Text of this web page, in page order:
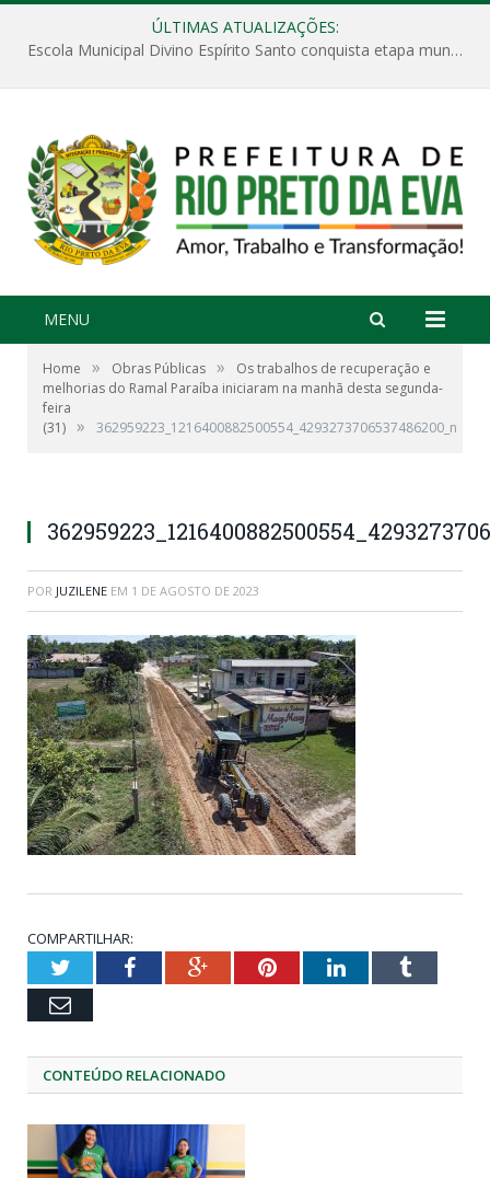
ÚLTIMAS ATUALIZAÇÕES:
Escola Municipal Divino Espírito Santo conquista etapa municipal da V Feira Amazonense de Matemática
MENU
Home » Obras Públicas »
Os trabalhos de recuperação e
melhorias do Ramal Paraíba iniciaram na manhã desta segunda-
feira
(31) » 362959223_1216400882500554_4293273706537486200_n
POR JUZILENE EM 1 DE AGOSTO DE 2023
COMPARTILHAR:
TwitterFacebookGoogle+PinterestLinkedInTumblr
Email
CONTEÚDO RELACIONADO